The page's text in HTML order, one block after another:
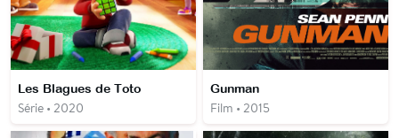
Les Blagues de Toto
Série • 2020
Gunman
Film • 2015